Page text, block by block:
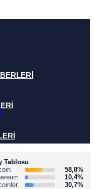
Tablosu
58,8%
10,4%
30,7%